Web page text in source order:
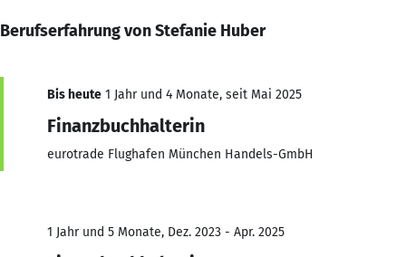
Berufserfahrung von Stefanie Huber
Bis heute 1 Jahr und 4 Monate, seit Mai 2025
Finanzbuchhalterin
eurotrade Flughafen München Handels-GmbH
1 Jahr und 5 Monate, Dez. 2023 - Apr. 2025